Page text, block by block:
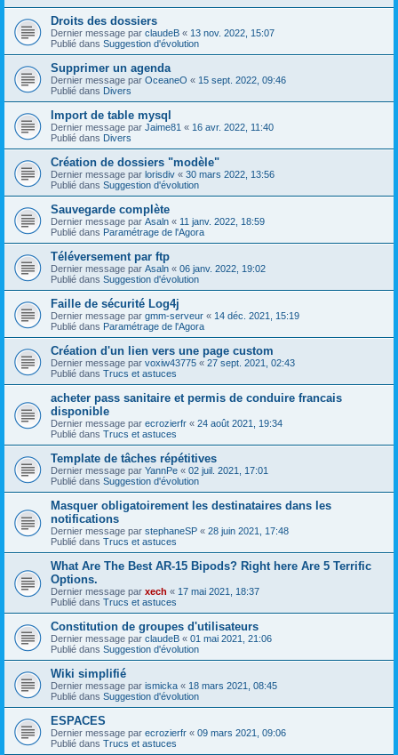
Droits des dossiers
Dernier message par claudeB « 13 nov. 2022, 15:07
Publié dans Suggestion d'évolution
Supprimer un agenda
Dernier message par OceaneO « 15 sept. 2022, 09:46
Publié dans Divers
Import de table mysql
Dernier message par Jaime81 « 16 avr. 2022, 11:40
Publié dans Divers
Création de dossiers "modèle"
Dernier message par lorisdiv « 30 mars 2022, 13:56
Publié dans Suggestion d'évolution
Sauvegarde complète
Dernier message par Asaln « 11 janv. 2022, 18:59
Publié dans Paramétrage de l'Agora
Téléversement par ftp
Dernier message par Asaln « 06 janv. 2022, 19:02
Publié dans Suggestion d'évolution
Faille de sécurité Log4j
Dernier message par gmm-serveur « 14 déc. 2021, 15:19
Publié dans Paramétrage de l'Agora
Création d'un lien vers une page custom
Dernier message par voxiw43775 « 27 sept. 2021, 02:43
Publié dans Trucs et astuces
acheter pass sanitaire et permis de conduire francais
disponible
Dernier message par ecrozierfr « 24 août 2021, 19:34
Publié dans Trucs et astuces
Template de tâches répétitives
Dernier message par YannPe « 02 juil. 2021, 17:01
Publié dans Suggestion d'évolution
Masquer obligatoirement les destinataires dans les
notifications
Dernier message par stephaneSP « 28 juin 2021, 17:48
Publié dans Trucs et astuces
What Are The Best AR-15 Bipods? Right here Are 5 Terrific
Options.
Dernier message par xech « 17 mai 2021, 18:37
Publié dans Trucs et astuces
Constitution de groupes d'utilisateurs
Dernier message par claudeB « 01 mai 2021, 21:06
Publié dans Suggestion d'évolution
Wiki simplifié
Dernier message par ismicka « 18 mars 2021, 08:45
Publié dans Suggestion d'évolution
ESPACES
Dernier message par ecrozierfr « 09 mars 2021, 09:06
Publié dans Trucs et astuces